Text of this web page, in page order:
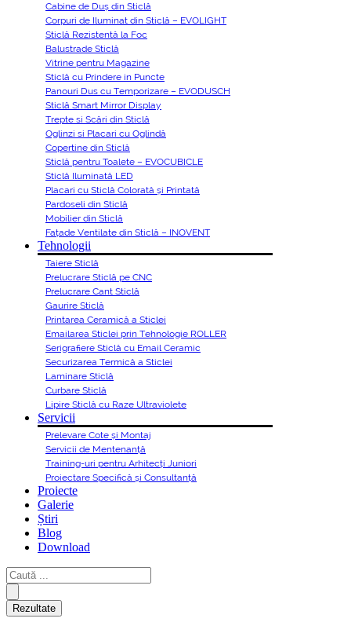
Cabine de Duș din Sticlă
Corpuri de Iluminat din Sticlă – EVOLIGHT
Sticlă Rezistentă la Foc
Balustrade Sticlă
Vitrine pentru Magazine
Sticlă cu Prindere in Puncte
Panouri Dus cu Temporizare – EVODUSCH
Sticlă Smart Mirror Display
Trepte si Scări din Sticlă
Oglinzi si Placari cu Oglindă
Copertine din Sticlă
Sticlă pentru Toalete – EVOCUBICLE
Sticlă Iluminată LED
Placari cu Sticlă Colorată și Printată
Pardoseli din Sticlă
Mobilier din Sticlă
Fațade Ventilate din Sticlă – INOVENT
Tehnologii
Taiere Sticlă
Prelucrare Sticlă pe CNC
Prelucrare Cant Sticlă
Gaurire Sticlă
Printarea Ceramică a Sticlei
Emailarea Sticlei prin Tehnologie ROLLER
Serigrafiere Sticlă cu Email Ceramic
Securizarea Termică a Sticlei
Laminare Sticlă
Curbare Sticlă
Lipire Sticlă cu Raze Ultraviolete
Servicii
Prelevare Cote și Montaj
Servicii de Mentenanță
Training-uri pentru Arhitecți Juniori
Proiectare Specifică și Consultanță
Proiecte
Galerie
Știri
Blog
Download
Rezultate